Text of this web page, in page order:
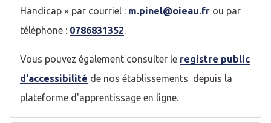
Handicap » par courriel : m.pinel@oieau.fr ou par
téléphone : 0786831352.
Vous pouvez également consulter le registre public
d'accessibilité de nos établissements depuis la
plateforme d'apprentissage en ligne.